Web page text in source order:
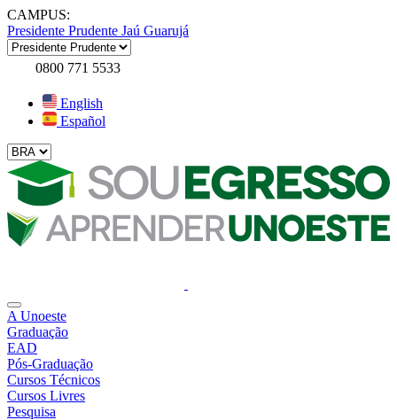
CAMPUS:
Presidente Prudente Jaú Guarujá
0800 771 5533
English
Español
A Unoeste
Graduação
EAD
Pós-Graduação
Cursos Técnicos
Cursos Livres
Pesquisa